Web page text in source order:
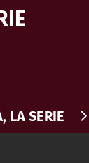
LA SERIE